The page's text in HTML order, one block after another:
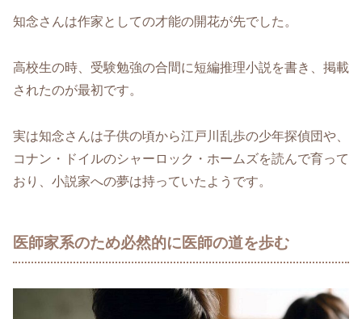
知念さんは作家としての才能の開花が先でした。
高校生の時、受験勉強の合間に短編推理小説を書き、掲載
されたのが最初です。
実は知念さんは子供の頃から江戸川乱歩の少年探偵団や、
コナン・ドイルのシャーロック・ホームズを読んで育って
おり、小説家への夢は持っていたようです。
医師家系のため必然的に医師の道を歩む